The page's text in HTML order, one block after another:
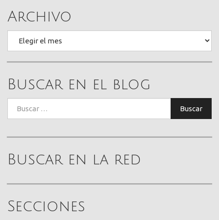
Archivo
Buscar en el blog
Buscar
Buscar en la red
Secciones